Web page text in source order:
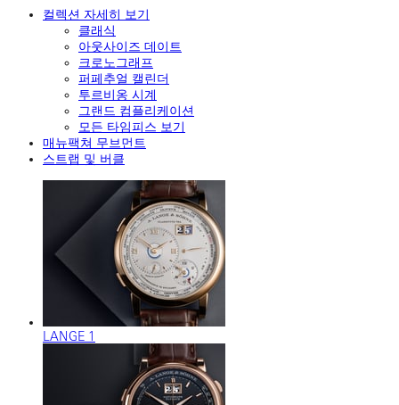
컬렉션 자세히 보기
클래식
아웃사이즈 데이트
크로노그래프
퍼페추얼 캘린더
투르비옹 시계
그랜드 컴플리케이션
모든 타임피스 보기
매뉴팩쳐 무브먼트
스트랩 및 버클
LANGE 1